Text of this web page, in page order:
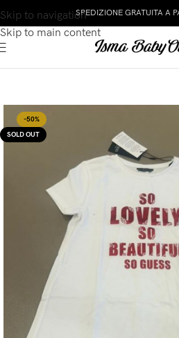
Skip to navigation
Skip to main content
SPEDIZIONE GRATUITA A
-50%
SOLD OUT